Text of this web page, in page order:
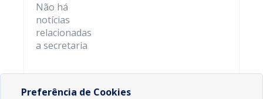
Não há
notícias
relacionadas
a secretaria
Preferência de Cookies